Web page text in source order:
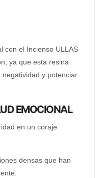
con el Incienso ULLAS
ya que esta resina
y potenciar
EMOCIONAL
en un coraje
densas que han